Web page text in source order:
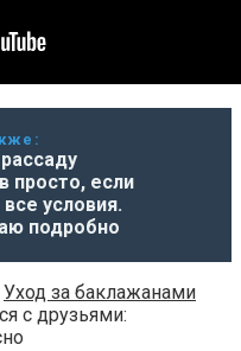
просто, если
условия.
подробно
Уход за баклажанами
с друзьями: